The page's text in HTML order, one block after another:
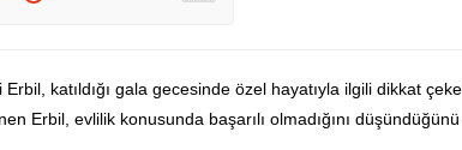
katıldığı gala gecesinde özel hayatıyla ilgili dikkat
Erbil, evlilik konusunda başarılı olmadığını